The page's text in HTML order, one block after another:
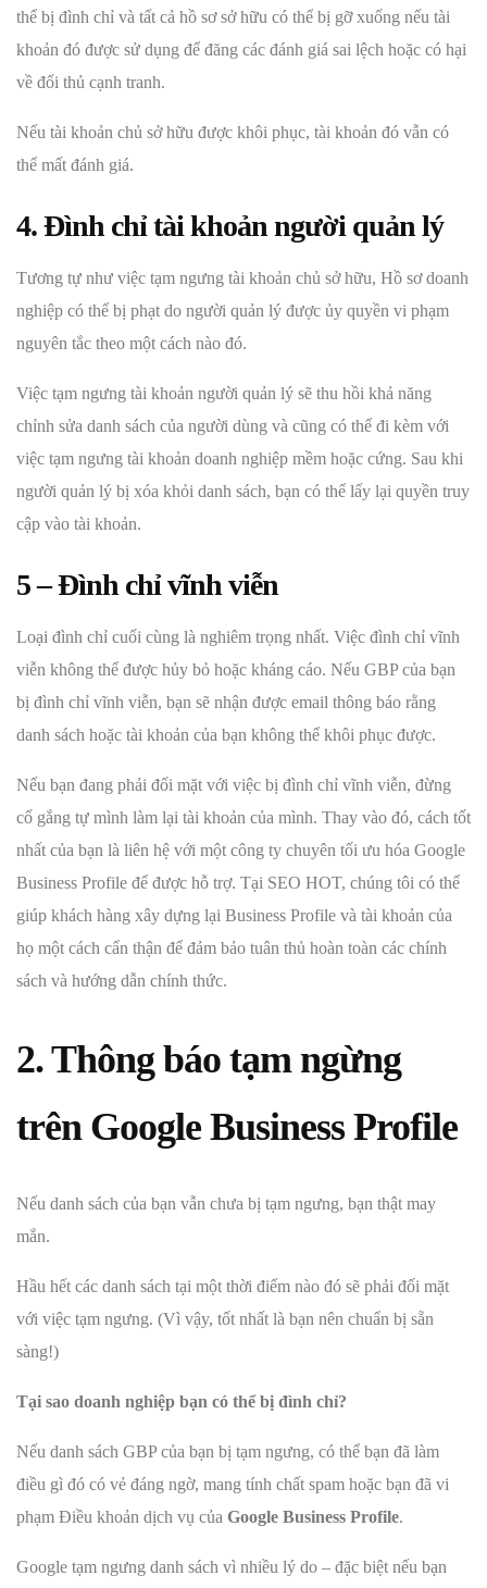
thể bị đình chỉ và tất cả hồ sơ sở hữu có thể bị gỡ xuống nếu tài
khoản đó được sử dụng để đăng các đánh giá sai lệch hoặc có hại
về đối thủ cạnh tranh.
Nếu tài khoản chủ sở hữu được khôi phục, tài khoản đó vẫn có
thể mất đánh giá.
4. Đình chỉ tài khoản người quản lý
Tương tự như việc tạm ngưng tài khoản chủ sở hữu, Hồ sơ doanh
nghiệp có thể bị phạt do người quản lý được ủy quyền vi phạm
nguyên tắc theo một cách nào đó.
Việc tạm ngưng tài khoản người quản lý sẽ thu hồi khả năng
chỉnh sửa danh sách của người dùng và cũng có thể đi kèm với
việc tạm ngưng tài khoản doanh nghiệp mềm hoặc cứng. Sau khi
người quản lý bị xóa khỏi danh sách, bạn có thể lấy lại quyền truy
cập vào tài khoản.
5 – Đình chỉ vĩnh viễn
Loại đình chỉ cuối cùng là nghiêm trọng nhất. Việc đình chỉ vĩnh
viễn không thể được hủy bỏ hoặc kháng cáo. Nếu GBP của bạn
bị đình chỉ vĩnh viễn, bạn sẽ nhận được email thông báo rằng
danh sách hoặc tài khoản của bạn không thể khôi phục được.
Nếu bạn đang phải đối mặt với việc bị đình chỉ vĩnh viễn, đừng
cố gắng tự mình làm lại tài khoản của mình. Thay vào đó, cách tốt
nhất của bạn là liên hệ với một công ty chuyên tối ưu hóa Google
Business Profile để được hỗ trợ. Tại SEO HOT, chúng tôi có thể
giúp khách hàng xây dựng lại Business Profile và tài khoản của
họ một cách cẩn thận để đảm bảo tuân thủ hoàn toàn các chính
sách và hướng dẫn chính thức.
2. Thông báo tạm ngừng
trên Google Business Profile
Nếu danh sách của bạn vẫn chưa bị tạm ngưng, bạn thật may
mắn.
Hầu hết các danh sách tại một thời điểm nào đó sẽ phải đối mặt
với việc tạm ngưng. (Vì vậy, tốt nhất là bạn nên chuẩn bị sẵn
sàng!)
Tại sao doanh nghiệp bạn có thể bị đình chỉ?
Nếu danh sách GBP của bạn bị tạm ngưng, có thể bạn đã làm
điều gì đó có vẻ đáng ngờ, mang tính chất spam hoặc bạn đã vi
phạm Điều khoản dịch vụ của Google Business Profile.
Google tạm ngưng danh sách vì nhiều lý do – đặc biệt nếu bạn